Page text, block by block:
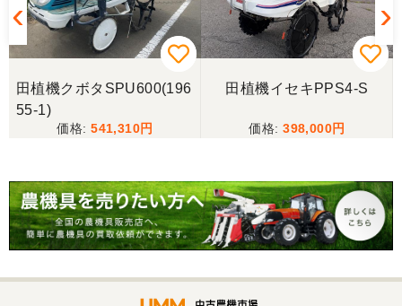
三重県／miraisann
写真と現物が違いすぎる
こちらの、対応も、よく、大変、満足、です。
三重県／谷本勝美
こちらの、対応、も、よくして、くれました。
田植機クボタSPU600(196
55-1)
541,310
田植機イセキPPS4-S
398,000